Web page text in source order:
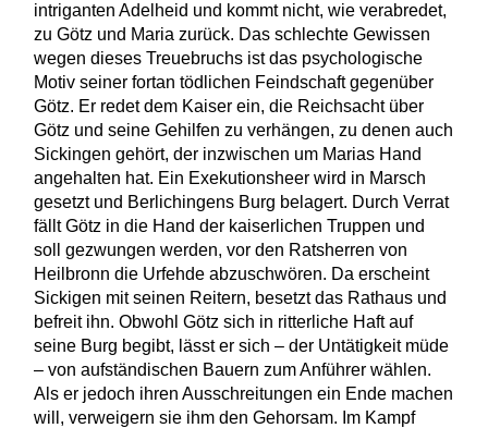
intriganten Adelheid und kommt nicht, wie verabredet,
zu Götz und Maria zurück. Das schlechte Gewissen
wegen dieses Treuebruchs ist das psychologische
Motiv seiner fortan tödlichen Feindschaft gegenüber
Götz. Er redet dem Kaiser ein, die Reichsacht über
Götz und seine Gehilfen zu verhängen, zu denen auch
Sickingen gehört, der inzwischen um Marias Hand
angehalten hat. Ein Exekutionsheer wird in Marsch
gesetzt und Berlichingens Burg belagert. Durch Verrat
fällt Götz in die Hand der kaiserlichen Truppen und
soll gezwungen werden, vor den Ratsherren von
Heilbronn die Urfehde abzuschwören. Da erscheint
Sickigen mit seinen Reitern, besetzt das Rathaus und
befreit ihn. Obwohl Götz sich in ritterliche Haft auf
seine Burg begibt, lässt er sich – der Untätigkeit müde
– von aufständischen Bauern zum Anführer wählen.
Als er jedoch ihren Ausschreitungen ein Ende machen
will, verweigern sie ihm den Gehorsam. Im Kampf